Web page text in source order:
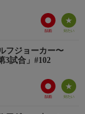
は情報満載！
フジョーカー〜
3試合」#102